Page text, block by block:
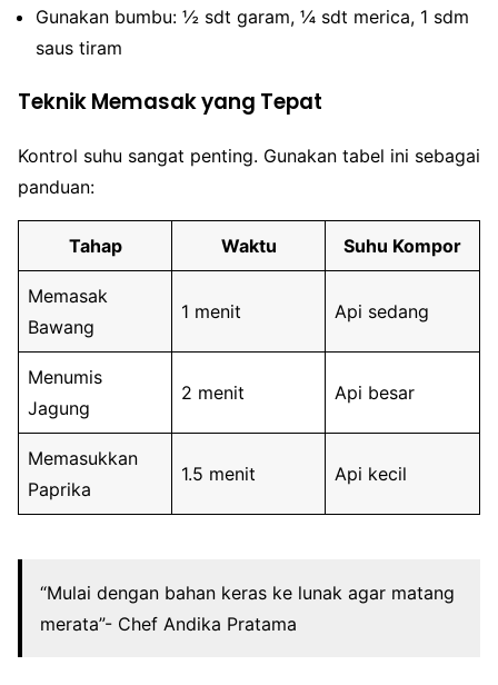
Gunakan bumbu: ½ sdt garam, ¼ sdt merica, 1 sdm
saus tiram
Teknik Memasak yang Tepat
Kontrol suhu sangat penting. Gunakan tabel ini sebagai
panduan:
Tahap Waktu Suhu Kompor
Memasak
Bawang
1 menit Api sedang
Menumis
Jagung
2 menit Api besar
Memasukkan
Paprika
1.5 menit Api kecil
“Mulai dengan bahan keras ke lunak agar matang
merata”- Chef Andika Pratama